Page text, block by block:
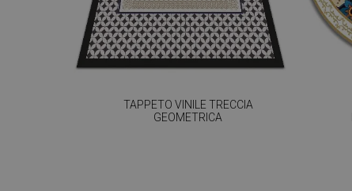
TAPPETO VINILE TRECCIA
GEOMETRICA